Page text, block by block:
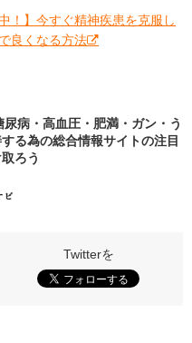
！】今すぐ精神疾患を克服し
良くなる方法
病・高血圧・肥満・ガン・う
る為の総合情報サイトの注目
ろう